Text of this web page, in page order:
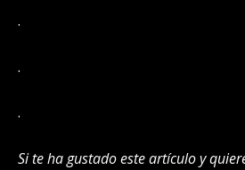
.
.
.
Si te ha gustado este artículo y